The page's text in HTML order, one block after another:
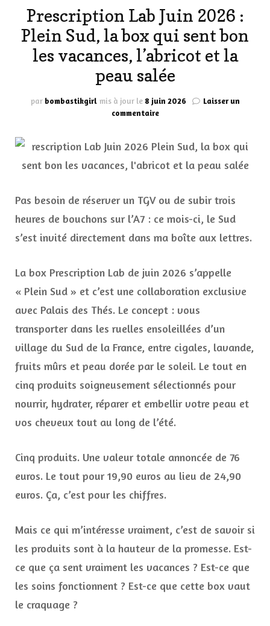
Prescription Lab Juin 2026 :
Plein Sud, la box qui sent bon
les vacances, l’abricot et la
peau salée
par bombastikgirl mis à jour le 8 juin 2026
Laisser un
commentairesur
Juin
2026
Sud,
box
les
l’abricot
et
la
peau
Pas besoin de réserver un TGV ou de subir trois
heures de bouchons sur l’A7 : ce mois-ci, le Sud
s’est invité directement dans ma boîte aux lettres.
La box Prescription Lab de juin 2026 s’appelle
« Plein Sud » et c’est une collaboration exclusive
avec Palais des Thés. Le concept : vous
transporter dans les ruelles ensoleillées d’un
village du Sud de la France, entre cigales, lavande,
fruits mûrs et peau dorée par le soleil. Le tout en
cinq produits soigneusement sélectionnés pour
nourrir, hydrater, réparer et embellir votre peau et
vos cheveux tout au long de l’été.
Cinq produits. Une valeur totale annoncée de 76
euros. Le tout pour 19,90 euros au lieu de 24,90
euros. Ça, c’est pour les chiffres.
Mais ce qui m’intéresse vraiment, c’est de savoir si
les produits sont à la hauteur de la promesse. Est-
ce que ça sent vraiment les vacances ? Est-ce que
les soins fonctionnent ? Est-ce que cette box vaut
le craquage ?